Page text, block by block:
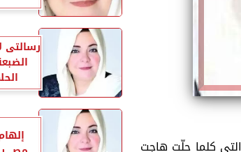
كلما حلّت هاجت
رسالتى